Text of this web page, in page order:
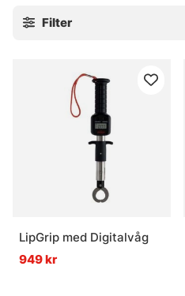
Filter
LipGrip med Digitalvåg
949 kr